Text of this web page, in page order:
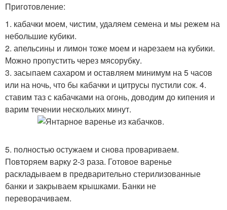
Приготовление:
1. кабачки моем, чистим, удаляем семена и мы режем на
небольшие кубики.
2. апельсины и лимон тоже моем и нарезаем на кубики.
Можно пропустить через мясорубку.
3. засыпаем сахаром и оставляем минимум на 5 часов
или на ночь, что бы кабачки и цитрусы пустили сок. 4.
ставим таз с кабачками на огонь, доводим до кипения и
варим течении нескольких минут.
5. полностью остужаем и снова провариваем.
Повторяем варку 2-3 раза. Готовое варенье
раскладываем в предварительно стерилизованные
банки и закрываем крышками. Банки не
переворачиваем.